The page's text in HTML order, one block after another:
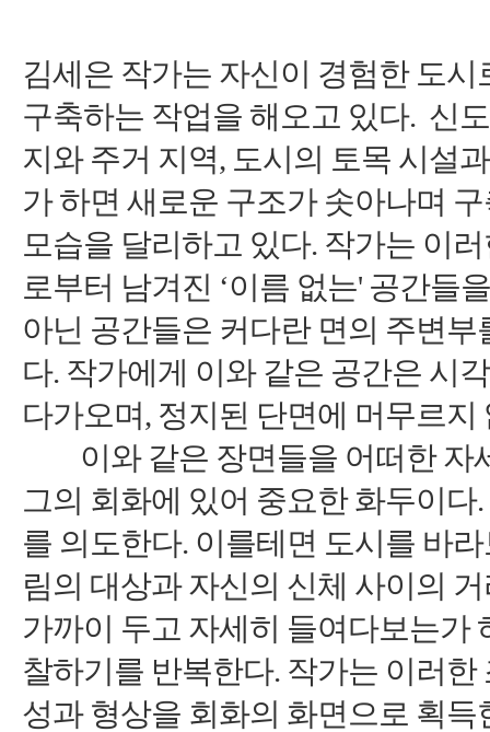
김세은 작가는 자신이 경험한 도
구축하는 작업을 해오고 있다. 신
지와 주거 지역, 도시의 토목 시설
가 하면 새로운 구조가 솟아나며
모습을 달리하고 있다. 작가는 이
로부터 남겨진 ‘이름 없는' 공간들
아닌 공간들은 커다란 면의 주변
다. 작가에게 이와 같은 공간은 시
다가오며, 정지된 단면에 머무르
이와 같은 장면들을 어떠한
그의 회화에 있어 중요한 화두이다.
를 의도한다. 이를테면 도시를 바
림의 대상과 자신의 신체 사이의
가까이 두고 자세히 들여다보는가
찰하기를 반복한다. 작가는 이러한
성과 형상을 회화의 화면으로 획득